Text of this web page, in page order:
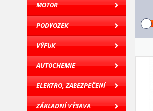
MOTOR
PODVOZEK
VÝFUK
AUTOCHEMIE
ELEKTRO, ZABEZPEČENÍ
ZÁKLADNÍ VÝBAVA